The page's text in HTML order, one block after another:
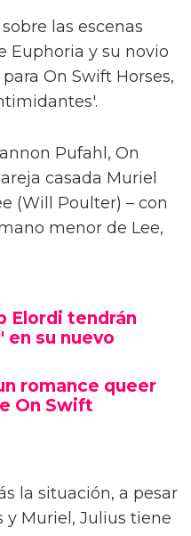
las escenas
Euphoria y su novio
On Swift Horses,
Pufahl, On
casada Muriel
(Will Poulter) – con
menor de Lee,
Elordi tendrán
en su nuevo
romance queer
On Swift
la situación, a pesar
Muriel, Julius tiene